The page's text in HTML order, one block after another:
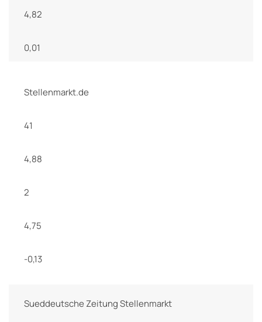
4,82
0,01
Stellenmarkt.de
41
4,88
2
4,75
-0,13
Sueddeutsche Zeitung Stellenmarkt